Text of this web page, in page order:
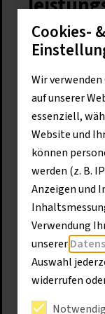
Die ideale
Mobilbagger
Dank ihrer
bewegen –
Die
ermöglichen
breite Palette
zur
Allrounder für
Cookies-
Wir
auf unserer
essenziell,
Website und
können
werden (z. B.
Anzeigen und
Verwendung
unserer
Auswahl
widerrufen